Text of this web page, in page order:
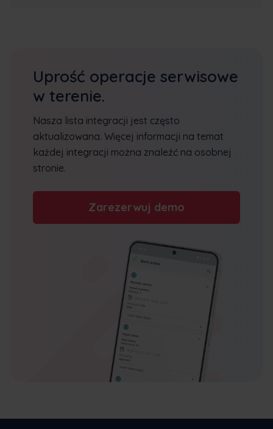
Uprość operacje serwisowe
w terenie.
Nasza lista integracji jest często
aktualizowana. Więcej informacji na temat
każdej integracji można znaleźć na osobnej
stronie.
Zarezerwuj demo